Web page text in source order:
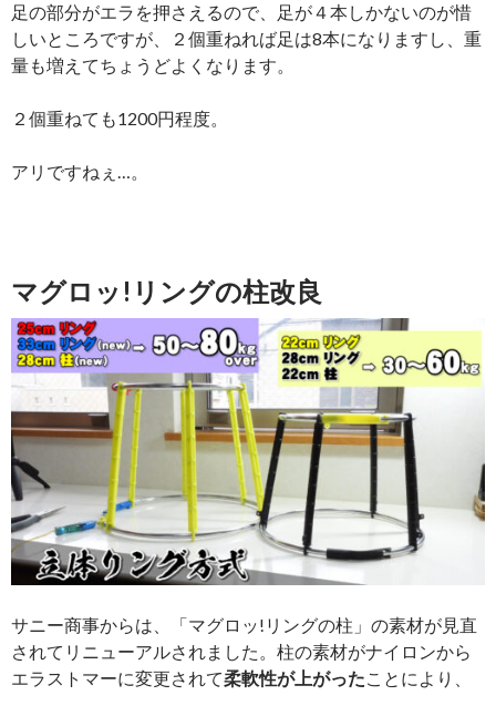
足の部分がエラを押さえるので、足が４本しかないのが惜
しいところですが、２個重ねれば足は8本になりますし、重
量も増えてちょうどよくなります。
２個重ねても1200円程度。
アリですねぇ…。
マグロッ!リングの柱改良
サニー商事からは、「マグロッ!リングの柱」の素材が見直
されてリニューアルされました。柱の素材がナイロンから
エラストマーに変更されて柔軟性が上がった ことにより、